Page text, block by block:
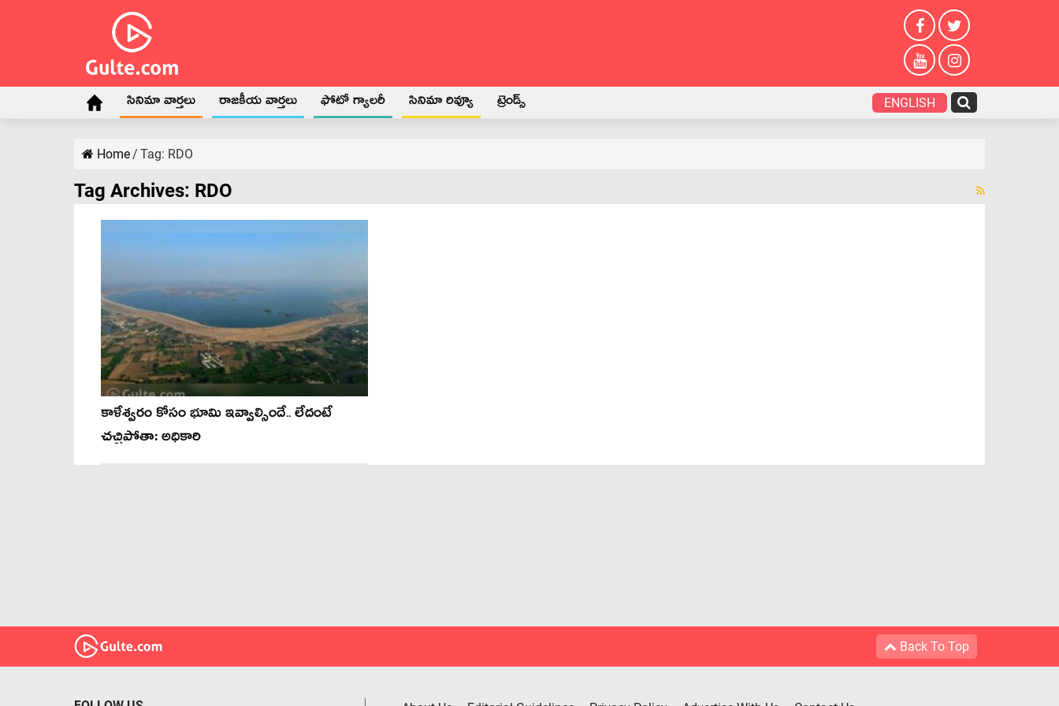
సినిమా వార్తలు రాజకీయ వార్తలు ఫోటో గ్యాలరీ సినిమా రివ్యూ ట్రెండ్స్ ENGLISH
Home/ Tag: RDO
Tag Archives: RDO
కాళేశ్వ‌రం కోసం భూమి ఇవ్వాల్సిందే.. లేదంటే
చచ్చిపోతా: అధికారి
Back To Top